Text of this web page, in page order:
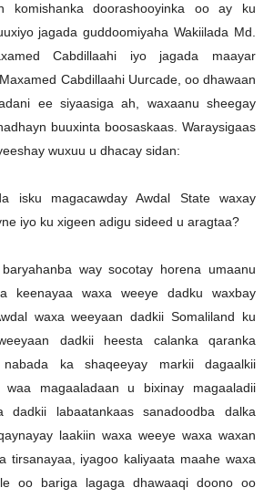
komishanka doorashooyinka oo ay ku
jagada guddoomiyaha Wakiilada Md.
Cabdillaahi iyo jagada maayar
Cabdillaahi Uurcade, oo dhawaan
ee siyaasiga ah, waxaanu sheegay
buuxinta boosaskaas. Waraysigaas
wuxuu u dhacay sidan:
isku magacawday Awdal State waxay
iyo ku xigeen adigu sideed u aragtaa?
way socotay horena umaanu
keenayaa waxa weeye dadku waxbay
waxa weeyaan dadkii Somaliland ku
dadkii heesta calanka qaranka
nabada ka shaqeeyay markii dagaalkii
waa magaaladaan u bixinay magaaladii
dadkii labaatankaas sanadoodba dalka
laakiin waxa weeye waxa waxan
tirsanayaa, iyagoo kaliyaata maahe waxa
oo bariga lagaga dhawaaqi doono oo